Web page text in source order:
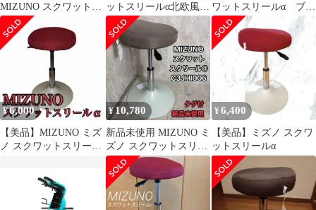
MIZUNO スクワットス
リール α スツール 椅
子 ブラウン
ットスリールα北欧風カ
バー付 ながらエクササ
イズ 美品
ワットスリールα ブラ
ウン
¥6,000
【美品】MIZUNO ミズ
ノ スクワットスリール
¥10,780
新品未使用 MIZUNO ミ
ズノ スクワットスリー
ルα C3JHI006
¥ 6,400
【美品】ミズノ スクワ